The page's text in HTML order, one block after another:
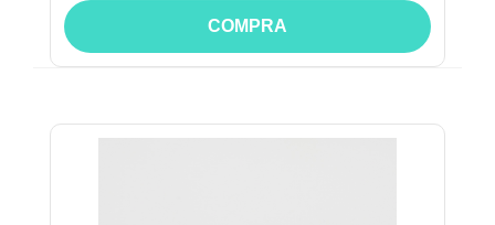
COMPRA